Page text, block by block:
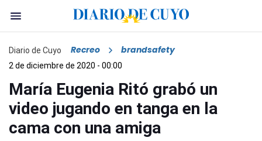
Diario de Cuyo Recreo brandsafety
2 de diciembre de 2020 - 00:00
María Eugenia Ritó grabó un
video jugando en tanga en la
cama con una amiga